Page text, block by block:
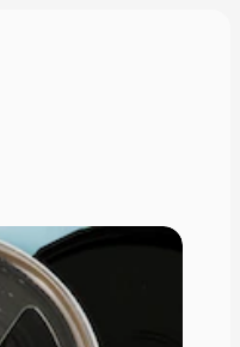
image